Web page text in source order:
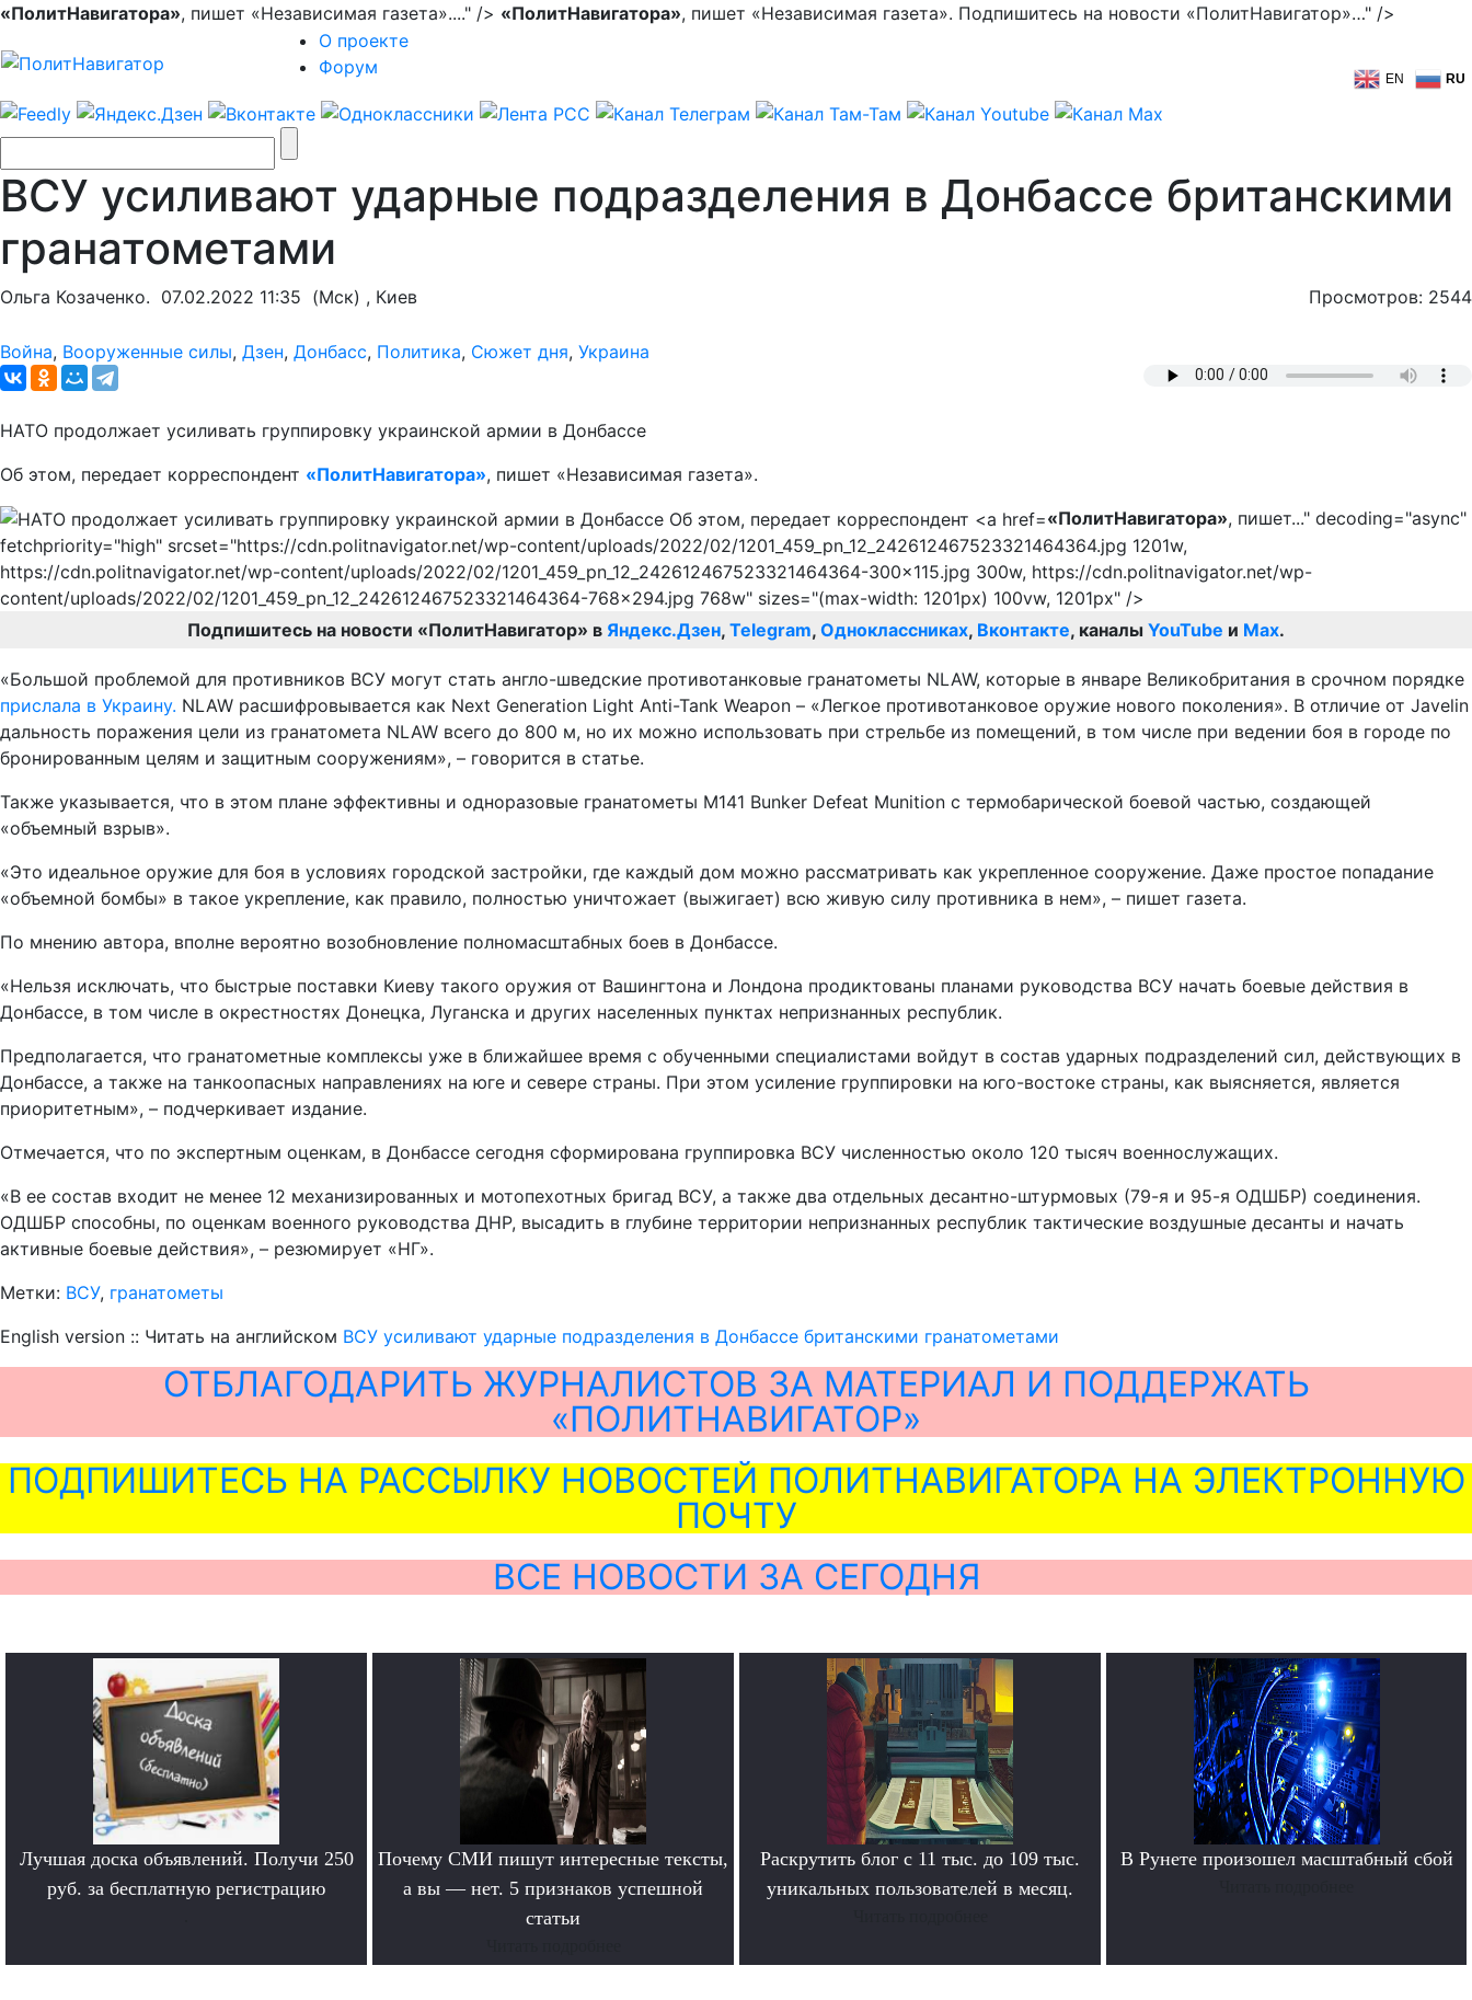
«ПолитНавигатора», пишет «Независимая газета»...." /> «ПолитНавигатора», пишет «Независимая газета». Подпишитесь на новости «ПолитНавигатор»…" />
О проекте
Форум
EN RU
ВСУ усиливают ударные подразделения в Донбассе британскими
гранатометами
Ольга Козаченко. 07.02.2022 11:35 (Мск) , Киев Просмотров: 2544
Война, Вооруженные силы, Дзен, Донбасс, Политика, Сюжет дня, Украина
НАТО продолжает усиливать группировку украинской армии в Донбассе
Об этом, передает корреспондент «ПолитНавигатора», пишет «Независимая газета».
«ПолитНавигатора», пишет..." decoding="async"
fetchpriority="high" srcset="https://cdn.politnavigator.net/wp-content/uploads/2022/02/1201_459_pn_12_242612467523321464364.jpg 1201w,
https://cdn.politnavigator.net/wp-content/uploads/2022/02/1201_459_pn_12_242612467523321464364-300x115.jpg 300w, https://cdn.politnavigator.net/wp-
content/uploads/2022/02/1201_459_pn_12_242612467523321464364-768x294.jpg 768w" sizes="(max-width: 1201px) 100vw, 1201px" />
Подпишитесь на новости «ПолитНавигатор» в Яндекс.Дзен, Telegram, Одноклассниках, Вконтакте, каналы YouTube и Max.
«Большой проблемой для противников ВСУ могут стать англо-шведские противотанковые гранатометы NLAW, которые в январе Великобритания в срочном порядке
прислала в Украину. NLAW расшифровывается как Next Generation Light Anti-Tank Weapon – «Легкое противотанковое оружие нового поколения». В отличие от Javelin
дальность поражения цели из гранатомета NLAW всего до 800 м, но их можно использовать при стрельбе из помещений, в том числе при ведении боя в городе по
бронированным целям и защитным сооружениям», – говорится в статье.
Также указывается, что в этом плане эффективны и одноразовые гранатометы M141 Bunker Defeat Munition с термобарической боевой частью, создающей
«объемный взрыв».
«Это идеальное оружие для боя в условиях городской застройки, где каждый дом можно рассматривать как укрепленное сооружение. Даже простое попадание
«объемной бомбы» в такое укрепление, как правило, полностью уничтожает (выжигает) всю живую силу противника в нем», – пишет газета.
По мнению автора, вполне вероятно возобновление полномасштабных боев в Донбассе.
«Нельзя исключать, что быстрые поставки Киеву такого оружия от Вашингтона и Лондона продиктованы планами руководства ВСУ начать боевые действия в
Донбассе, в том числе в окрестностях Донецка, Луганска и других населенных пунктах непризнанных республик.
Предполагается, что гранатометные комплексы уже в ближайшее время с обученными специалистами войдут в состав ударных подразделений сил, действующих в
Донбассе, а также на танкоопасных направлениях на юге и севере страны. При этом усиление группировки на юго-востоке страны, как выясняется, является
приоритетным», – подчеркивает издание.
Отмечается, что по экспертным оценкам, в Донбассе сегодня сформирована группировка ВСУ численностью около 120 тысяч военнослужащих.
«В ее состав входит не менее 12 механизированных и мотопехотных бригад ВСУ, а также два отдельных десантно-штурмовых (79-я и 95-я ОДШБР) соединения.
ОДШБР способны, по оценкам военного руководства ДНР, высадить в глубине территории непризнанных республик тактические воздушные десанты и начать
активные боевые действия», – резюмирует «НГ».
Метки: ВСУ, гранатометы
English version :: Читать на английском ВСУ усиливают ударные подразделения в Донбассе британскими гранатометами
ОТБЛАГОДАРИТЬ ЖУРНАЛИСТОВ ЗА МАТЕРИАЛ И ПОДДЕРЖАТЬ
«ПОЛИТНАВИГАТОР»
ПОДПИШИТЕСЬ НА РАССЫЛКУ НОВОСТЕЙ ПОЛИТНАВИГАТОРА НА ЭЛЕКТРОННУЮ
ПОЧТУ
ВСЕ НОВОСТИ ЗА СЕГОДНЯ
Лучшая доска объявлений. Получи 250
руб. за бесплатную регистрацию
Почему СМИ пишут интересные тексты,
а вы — нет. 5 признаков успешной
статьи
Раскрутить блог с 11 тыс. до 109 тыс.
уникальных пользователей в месяц.
В Рунете произошел масштабный сбой